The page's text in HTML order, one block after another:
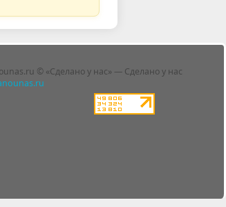
© «Сделано у нас» — Сделано у нас